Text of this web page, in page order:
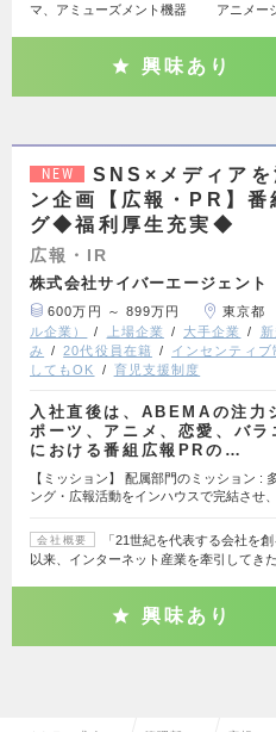
マ、アミューズメント機器 アニメー
興味あり
NEW
SNS×メディアを
ン企画【広報・PR】
グ◆福利厚生充実◆
広報・IR
株式会社サイバーエージェント
600万円 ～ 899万円 東京都
ル企業）
上場企業 大手企業
み
20代役員在籍 インセンティブ
してもOK
育児支援制度
入社直後は、ABEMAの注力
ポーツ、アニメ、恋愛、バラ
における番組広報PRの…
【ミッション】 配属部門のミッション :
ング・広報活動をインハウスで完結させ
会社概要
「21世紀を代表する会社を
以来、インターネット産業を牽引してき
興味あり